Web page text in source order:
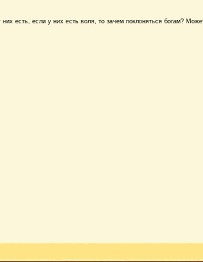
есть, если у них есть воля, то зачем поклоняться богам?